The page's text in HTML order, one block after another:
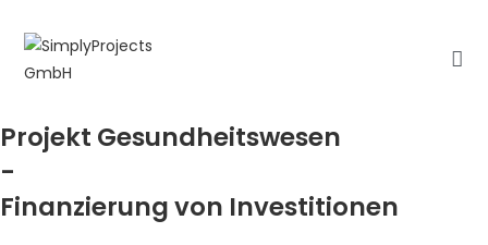
Inhalt
springen
Projekt Gesundheitswesen
-
Finanzierung von Investitionen